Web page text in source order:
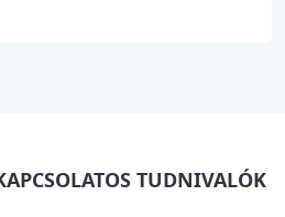
TUDNIVALÓK